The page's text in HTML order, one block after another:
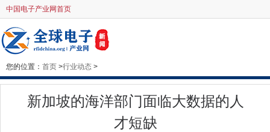
中国电子产业网首页
您的位置： 首页 >行业动态 >
新加坡的海洋部门面临大数据的人
才短缺